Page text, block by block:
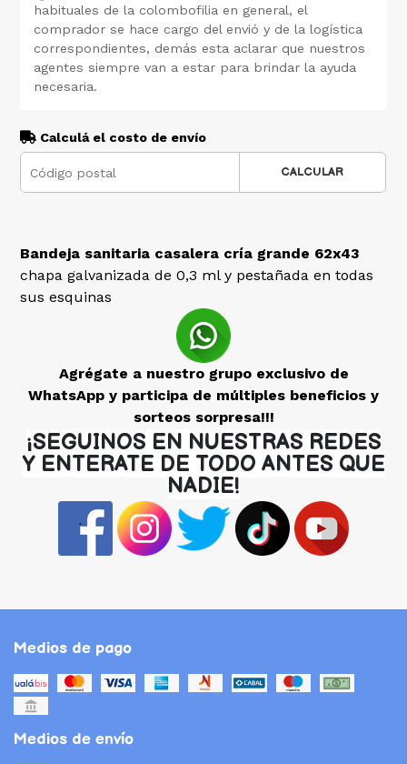
habituales de la colombofilia en general, el
comprador se hace cargo del envió y de la logística
correspondientes, demás esta aclarar que nuestros
agentes siempre van a estar para brindar la ayuda
necesaria.
Calculá el costo de envío
CALCULAR
Bandeja sanitaria casalera cría grande 62x43
chapa galvanizada de 0,3 ml y pestañada en todas
sus esquinas
Agrégate a nuestro grupo exclusivo de
WhatsApp y participa de múltiples beneficios y
sorteos sorpresa!!!
¡SEGUINOS EN NUESTRAS REDES
Y ENTERATE DE TODO ANTES QUE
NADIE!
Medios de pago
Medios de envío